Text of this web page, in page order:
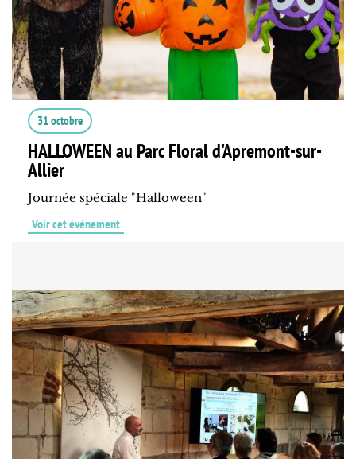
31 octobre
HALLOWEEN au Parc Floral d'Apremont-sur-
Allier
Journée spéciale "Halloween"
Voir cet événement